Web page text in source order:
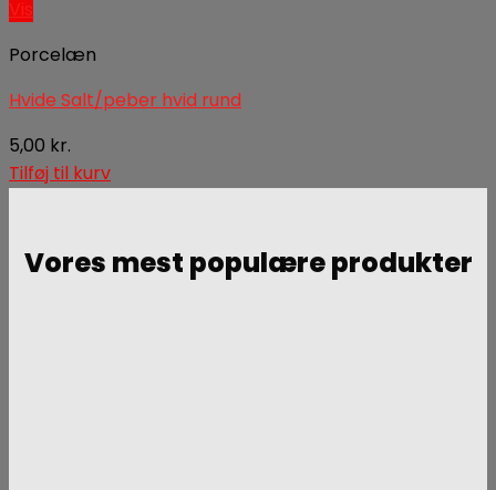
Porcelæn
Hvide Salt/peber hvid rund
5,00 kr.
Tilføj til kurv
Vores mest populære produkter